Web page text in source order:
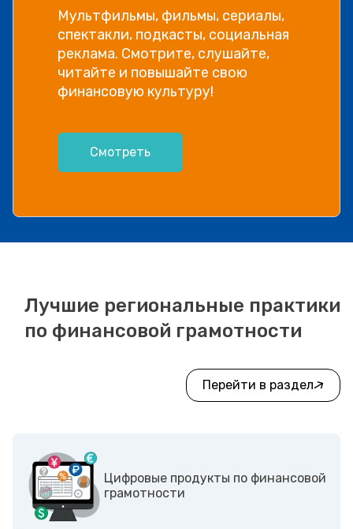
Мультфильмы, фильмы, сериалы,
спектакли, подкасты, социальная
реклама. Смотрите, слушайте,
читайте и повышайте свою
финансовую культуру!
Смотреть
Лучшие региональные практики
по финансовой грамотности
Перейти в раздел
Цифровые продукты по финансовой
грамотности